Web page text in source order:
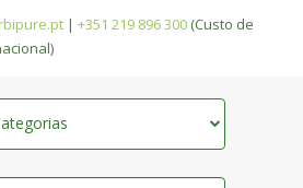
| +351 219 896 300 (Custo de